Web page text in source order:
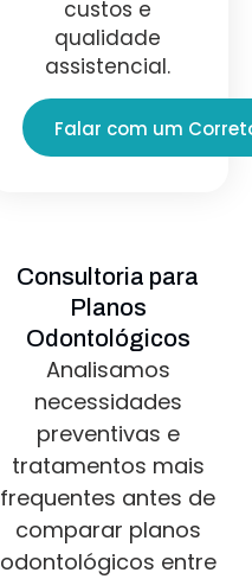
custos e
qualidade
assistencial.
Falar com um
Consultoria para
Planos
Odontológicos
Analisamos
necessidades
preventivas e
tratamentos mais
frequentes antes de
comparar planos
odontológicos entre